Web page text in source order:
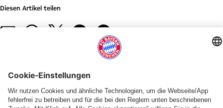
Diesen Artikel teilen
LIVE BEI FC BAYERN TV PLUS
Heimstätte:
LIVE BEI FC BAYERN TV PLUS
fränkisches
FRAUEN-BUNDESLIGA
Zeitgenaue
Ansetzung
ALLIANZ WOMEN'S TOUR
Erster
Test:
BUNDESLIGA-ERÖFFNUNGSSPIEL
in
16
FCB-
FrauenImade